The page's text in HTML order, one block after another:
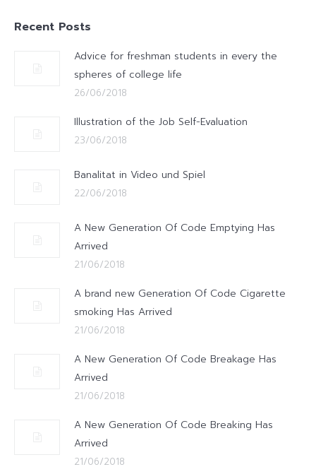
Recent Posts
Advice for freshman students in every the
spheres of college life
26/06/2018
Illustration of the Job Self-Evaluation
23/06/2018
Banalitat in Video und Spiel
22/06/2018
A New Generation Of Code Emptying Has
Arrived
21/06/2018
A brand new Generation Of Code Cigarette
smoking Has Arrived
21/06/2018
A New Generation Of Code Breakage Has
Arrived
21/06/2018
A New Generation Of Code Breaking Has
Arrived
21/06/2018